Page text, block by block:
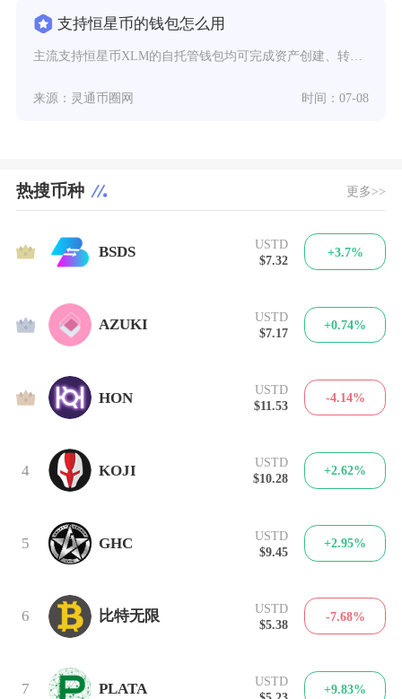
支持恒星币的钱包怎么用
主流支持恒星币XLM的自托管钱包均可完成资产创建、转账、链上资产管理全套操作，操作核心分为
来源：灵通币圈网 时间：07-08
热搜币种 更多>>
1 BSDS
USTD
$7.32
+3.7%
2 AZUKI
USTD
$7.17
+0.74%
3 HON
USTD
$11.53
-4.14%
4 KOJI
USTD
$10.28
+2.62%
5 GHC
USTD
$9.45
+2.95%
6 比特无限
USTD
$5.38
-7.68%
7 PLATA
USTD
+9.83%